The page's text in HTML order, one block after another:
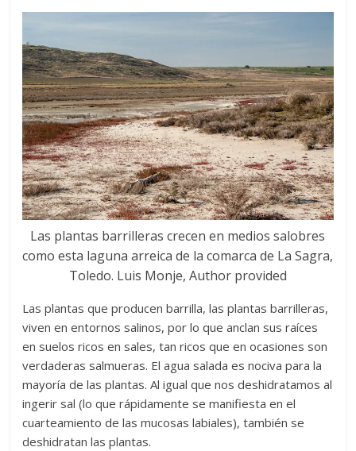
Las plantas barrilleras crecen en medios salobres
como esta laguna arreica de la comarca de La Sagra,
Toledo. Luis Monje, Author provided
Las plantas que producen barrilla, las plantas barrilleras,
viven en entornos salinos, por lo que anclan sus raíces
en suelos ricos en sales, tan ricos que en ocasiones son
verdaderas salmueras. El agua salada es nociva para la
mayoría de las plantas. Al igual que nos deshidratamos al
ingerir sal (lo que rápidamente se manifiesta en el
cuarteamiento de las mucosas labiales), también se
deshidratan las plantas.